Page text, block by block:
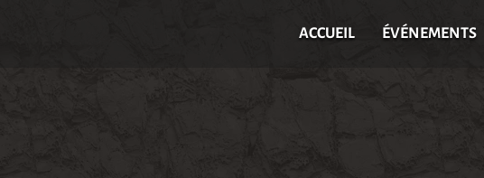
ACCUEIL ÉVÉNEMENTS